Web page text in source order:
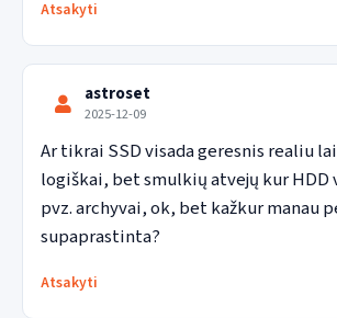
Atsakyti
astroset
2025-12-09
Ar tikrai SSD visada geresnis realiu
logiškai, bet smulkių atvejų kur HDD
pvz. archyvai, ok, bet kažkur manau
supaprastinta?
Atsakyti